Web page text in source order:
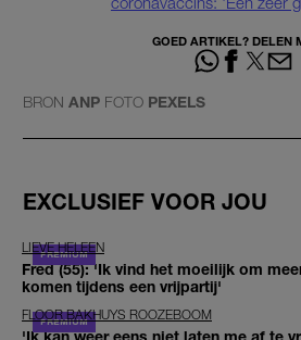
GOED ARTIKEL? DELEN
BRON ANP FOTO PEXELS
EXCLUSIEF VOOR JOU
LIEVE HELEEN
Fred (55): 'Ik vind het moeilijk om
komen tijdens een vrijpartij'
FLOOR BAKHUYS ROOZEBOOM